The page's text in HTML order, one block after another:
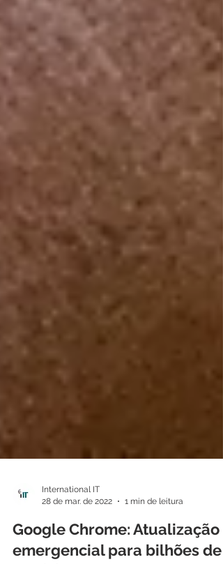
28 de mar. de 2022
1 min de leitura
Google Chrome: Atualização